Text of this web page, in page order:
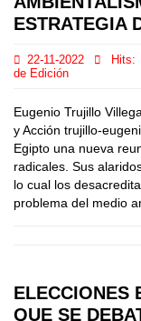
ESTRATEGIA
22-11-2022 Hits:
de Edición
Eugenio Trujillo
y Acción trujillo-
Egipto una nueva
radicales. Sus
lo cual los
problema del medio
ELECCIONES
QUE SE